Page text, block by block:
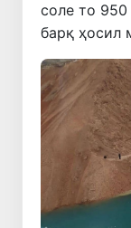
соле то 950
барқ ҳосил